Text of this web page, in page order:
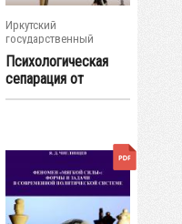
Иркутский
государственный
университет
Психологическая
сепарация от
родителей как...